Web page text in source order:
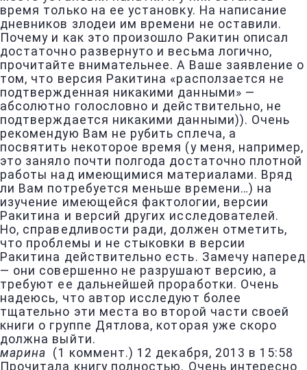
время только на ее установку. На написание
дневников злодеи им времени не оставили.
Почему и как это произошло Ракитин описал
достаточно развернуто и весьма логично,
прочитайте внимательнее. А Ваше заявление о
том, что версия Ракитина «расползается не
подтвержденная никакими данными» —
абсолютно голословно и действительно, не
подтверждается никакими данными)). Очень
рекомендую Вам не рубить сплеча, а
посвятить некоторое время (у меня, например,
это заняло почти полгода достаточно плотной
работы над имеющимися материалами. Вряд
ли Вам потребуется меньше времени…) на
изучение имеющейся фактологии, версии
Ракитина и версий других исследователей.
Но, справедливости ради, должен отметить,
что проблемы и не стыковки в версии
Ракитина действительно есть. Замечу наперед
— они совершенно не разрушают версию, а
требуют ее дальнейшей проработки. Очень
надеюсь, что автор исследуют более
тщательно эти места во второй части своей
книги о группе Дятлова, которая уже скоро
должна выйти.
марина ( 1 коммент.) 12 декабря, 2013 в 15:58
Прочитала книгу полностью. Очень интересно